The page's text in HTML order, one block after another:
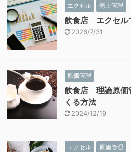
エクセル 売上管理
飲食店 エクセル
2026/7/31
原価管理
飲食店 理論原価
くる方法
2024/12/19
エクセル 原価管理